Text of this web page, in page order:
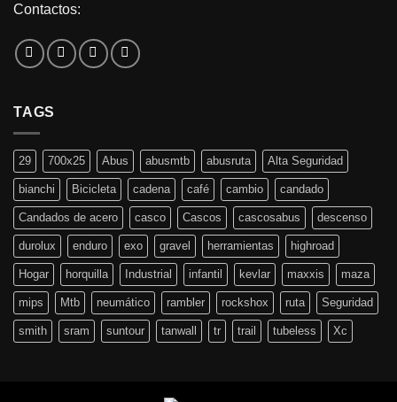
Contactos:
TAGS
29 700x25 Abus abusmtb abusruta Alta Seguridad
bianchi Bicicleta cadena café cambio candado
Candados de acero casco Cascos cascosabus descenso
durolux enduro exo gravel herramientas highroad
Hogar horquilla Industrial infantil kevlar maxxis maza
mips Mtb neumático rambler rockshox ruta Seguridad
smith sram suntour tanwall tr trail tubeless Xc